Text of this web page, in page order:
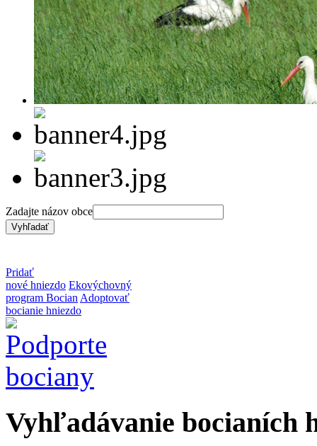
Zadajte názov obce
Pridať
nové hniezdo Ekovýchovný
program Bocian Adoptovať
bocianie hniezdo
Vyhľadávanie bocianích